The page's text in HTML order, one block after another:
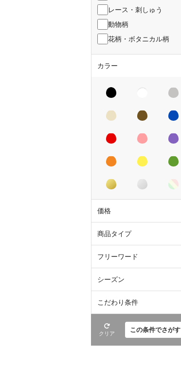
レース・刺しゅう
動物柄
花柄・ボタニカル柄
カラー
価格
商品タイプ
フリーワード
シーズン
こだわり条件
クリア この条件でさがす